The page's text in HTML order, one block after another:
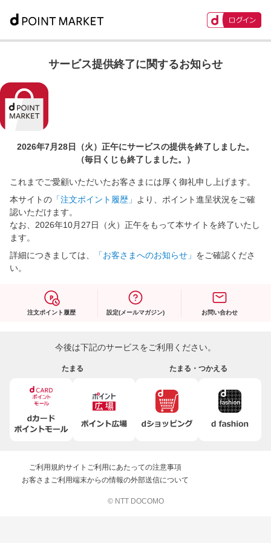
サービス提供終了に関するお知らせ
2026年7月28日（火）正午にサービスの提供を終了しました。
（毎日くじも終了しました。）
これまでご愛顧いただいたお客さまには厚く御礼申し上げます。
本サイトの 「注文ポイント履歴」
より、ポイント進呈状況をご確
認いただけます。
なお、2026年10月27日（火）正午をもって本サイトを終了いたし
ます。
詳細につきましては、
「お客さまへのお知らせ」 をご確認くださ
い。
注文ポイント履歴 設定(メールマガジン) お問い合わせ
今後は下記のサービスをご利用ください。
たまる たまる・つかえる
ご利用規約サイトご利用にあたっての注意事項
お客さまご利用端末からの情報の外部送信について
© NTT DOCOMO